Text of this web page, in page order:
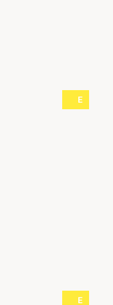
E
E